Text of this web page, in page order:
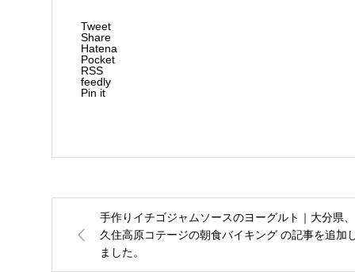
Tweet
Share
Hatena
Pocket
RSS
feedly
Pin it
手作りイチゴジャムソースのヨーグルト｜大分県、
久住高原コテージの朝食バイキング の記事を追加
ました。